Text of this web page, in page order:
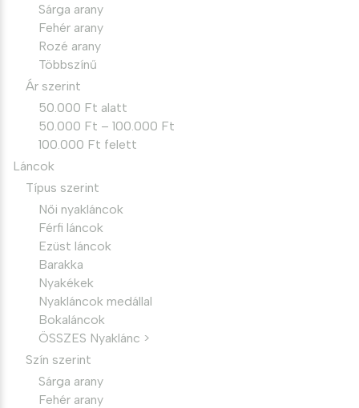
Sárga arany
Fehér arany
Rozé arany
Többszínű
Ár szerint
50.000 Ft alatt
50.000 Ft – 100.000 Ft
100.000 Ft felett
Láncok
Típus szerint
Női nyakláncok
Férfi láncok
Ezüst láncok
Barakka
Nyakékek
Nyakláncok medállal
Bokaláncok
ÖSSZES Nyaklánc >
Szín szerint
Sárga arany
Fehér arany